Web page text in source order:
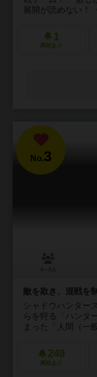
展開が読めない！
1
興味あり
No.3
敵を欺き、混戦を
シャドウハンター
らを狩る「ハンタ
まった「人間（一
249
興味あり